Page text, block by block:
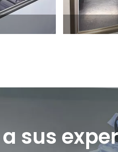
sus